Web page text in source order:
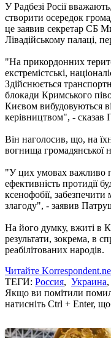
У Радбезі Росії
створити осередок
це заявив секретар СБ
Лівадійському палаці,
"На прикордонних
екстремістські,
Здійснюється
блокади Кримського
Києвом вибудовуються
керівництвом", - сказав
Він наголосив, що, на
вогнища громадянської
"У цих умовах важливо
ефективність протидії
ксенофобії,
злагоду", - заявив
На його думку, вжиті в
результати, зокрема, в
реабілітованих народів.
Читайте
ТЕГИ: Россия, Украина,
Якщо ви помітили
натисніть Ctrl + Enter,